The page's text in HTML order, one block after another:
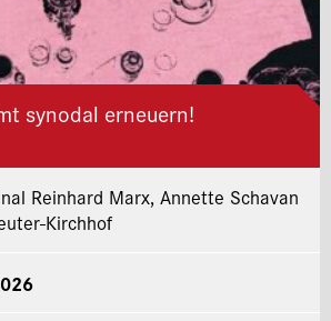
synodal erneuern!
Reinhard Marx, Annette Schavan
Kirchhof